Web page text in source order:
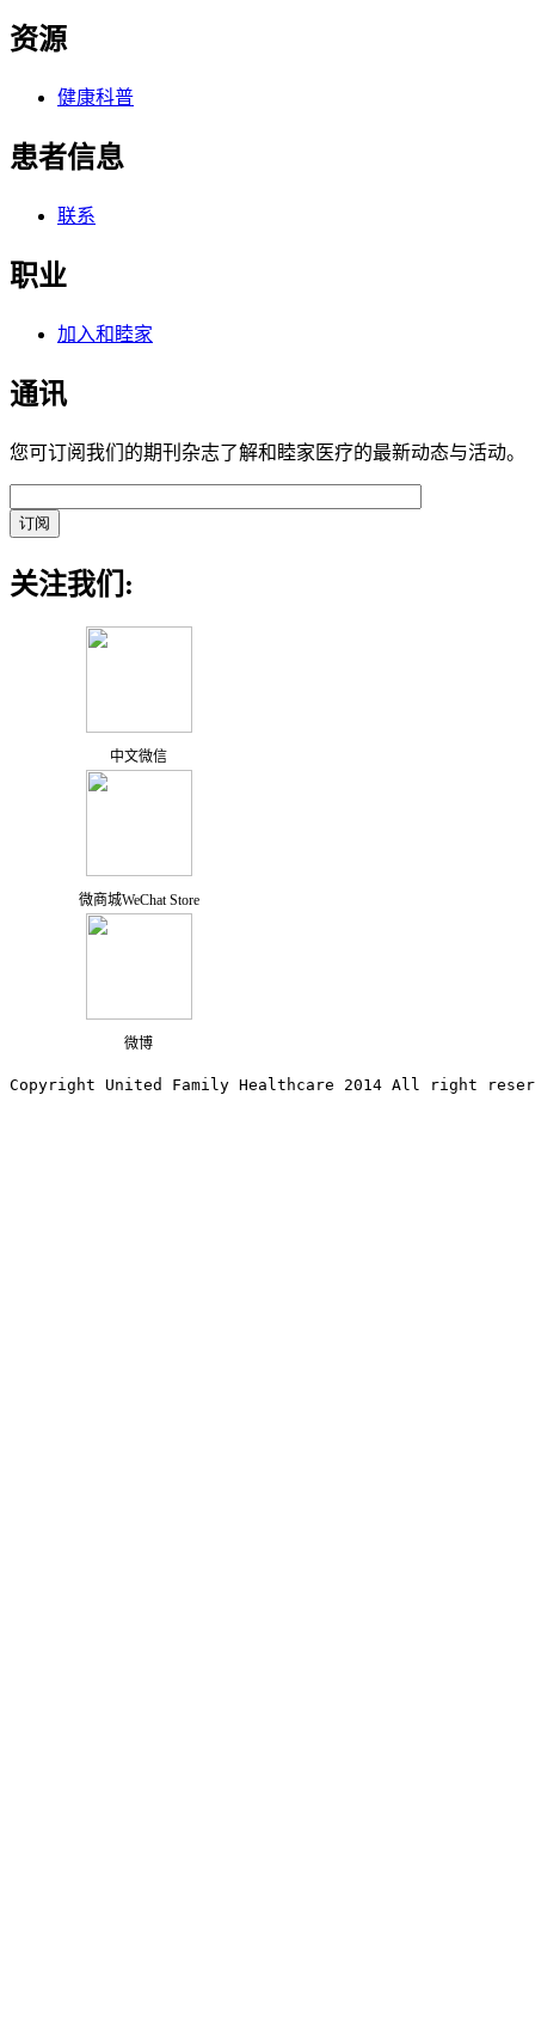
资源
健康科普
患者信息
联系
职业
加入和睦家
通讯
您可订阅我们的期刊杂志了解和睦家医疗的最新动态与活动。
关注我们:
中文微信
微商城WeChat Store
微博
Copyright United Family Healthcare 2014 All right